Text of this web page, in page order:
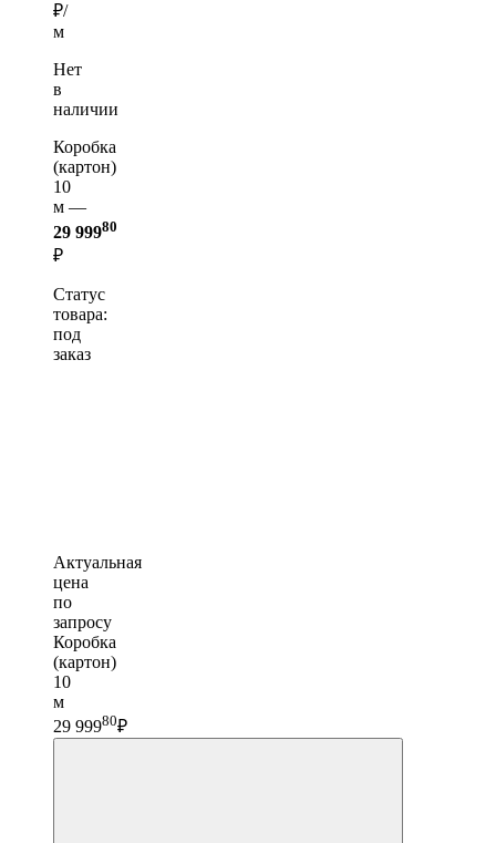
₽/
м
Нет
в
наличии
Коробка
(картон)
10
м —
29 99980
₽
Статус
товара:
под
заказ
Актуальная
цена
по
запросу
Коробка
(картон)
10
м
29 99980₽